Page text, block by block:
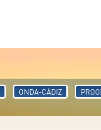
ONDA-CÁDIZ